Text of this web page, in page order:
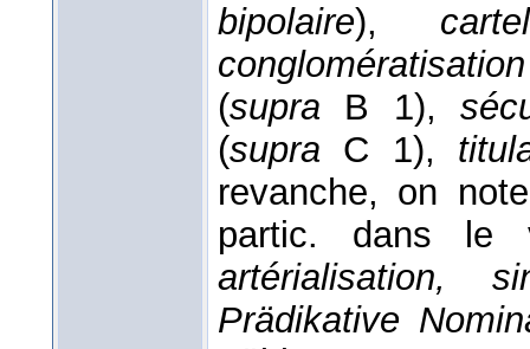
bipolaire),
conglomératisation
(supra B 1),
(supra C 1),
revanche, on
partic. dans le
artérialisation,
Prädikative